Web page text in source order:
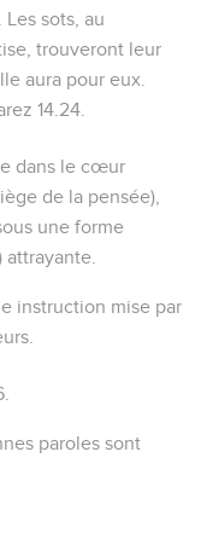
sots, au
trouveront leur
aura pour eux.
14.24
dans le cœur
de la pensée),
une forme
instruction mise par
paroles sont